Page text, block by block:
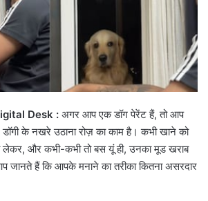
Desk : अगर आप एक डॉग पेरेंट हैं, तो आप
के नखरे उठाना रोज़ का काम है। कभी खाने को
लेकर, और कभी-कभी तो बस यूं ही, उनका मूड खराब
जानते हैं कि आपके मनाने का तरीका कितना असरदार